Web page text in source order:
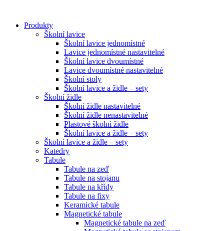
obsahuProdukty
Školní lavice
Školní lavice jednomístné
Lavice jednomístné nastavitelné
Školní lavice dvoumístné
Lavice dvoumístné nastavitelné
Školní stoly
Školní lavice a židle – sety
Školní židle
Školní židle nastavitelné
Školní židle nenastavitelné
Plastové školní židle
Školní lavice a židle – sety
Školní lavice a židle – sety
Katedry
Tabule
Tabule na zeď
Tabule na stojanu
Tabule na křídy
Tabule na fixy
Keramické tabule
Magnetické tabule
Magnetické tabule na zeď